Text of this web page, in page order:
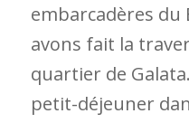
embarcadères du
avons fait la
quartier de
petit-déjeuner